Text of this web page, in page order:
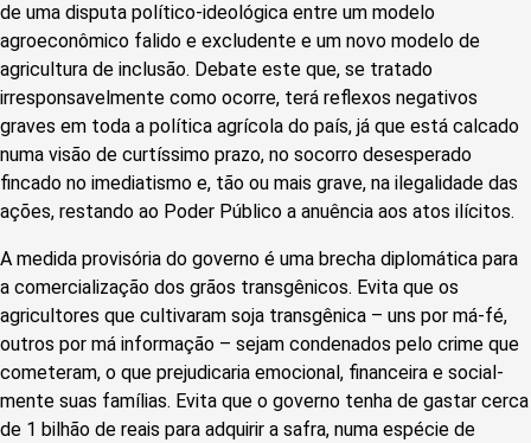
de uma disputa político-ideológica entre um modelo
agroeconômico falido e excludente e um novo modelo de
agricultura de inclusão. Debate este que, se tratado
irresponsavelmente como ocorre, terá reflexos negativos
graves em toda a política agrícola do país, já que está calcado
numa visão de curtíssimo prazo, no socorro desesperado
fincado no imediatismo e, tão ou mais grave, na ilegalidade das
ações, restando ao Poder Público a anuência aos atos ilícitos.
A medida provisória do governo é uma brecha diplomática para
a comercialização dos grãos transgênicos. Evita que os
agricultores que cultivaram soja transgênica – uns por má-fé,
outros por má informação – sejam condenados pelo crime que
cometeram, o que prejudicaria emocional, financeira e social­
mente suas famílias. Evita que o governo tenha de gastar cerca
de 1 bilhão de reais para adquirir a safra, numa espécie de